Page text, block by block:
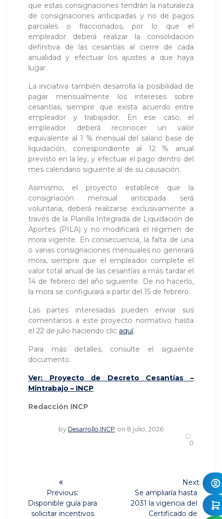
que estas consignaciones tendrán la naturaleza
de consignaciones anticipadas y no de pagos
parciales o fraccionados, por lo que el
empleador deberá realizar la consolidación
definitiva de las cesantías al cierre de cada
anualidad y efectuar los ajustes a que haya
lugar.
La iniciativa también desarrolla la posibilidad de
pagar mensualmente los intereses sobre
cesantías, siempre que exista acuerdo entre
empleador y trabajador. En ese caso, el
empleador deberá reconocer un valor
equivalente al 1 % mensual del salario base de
liquidación, correspondiente al 12 % anual
previsto en la ley, y efectuar el pago dentro del
mes calendario siguiente al de su causación.
Asimismo, el proyecto establece que la
consignación mensual anticipada será
voluntaria, deberá realizarse exclusivamente a
través de la Planilla Integrada de Liquidación de
Aportes (PILA) y no modificará el régimen de
mora vigente. En consecuencia, la falta de una
o varias consignaciones mensuales no generará
mora, siempre que el empleador complete el
valor total anual de las cesantías a más tardar el
14 de febrero del año siguiente. De no hacerlo,
la mora se configurará a partir del 15 de febrero.
Las partes interesadas pueden enviar sus
comentarios a este proyecto normativo hasta
el 22 de julio haciendo clic aquí.
Para más detalles, consulte el siguiente
documento.
Ver: Proyecto de Decreto Cesantías –
Mintrabajo – INCP
Redacción INCP
by Desarrollo INCP on 8 julio, 2026
0
Navegación
Previous:
Previous
post:
Disponible guía para
solicitar incentivos
Next:
post:
Se ampliaría hasta
2031 la vigencia del
Certificado de